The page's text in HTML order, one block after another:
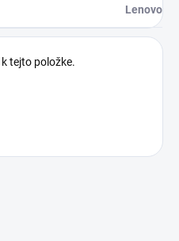
Lenovo
tejto položke.